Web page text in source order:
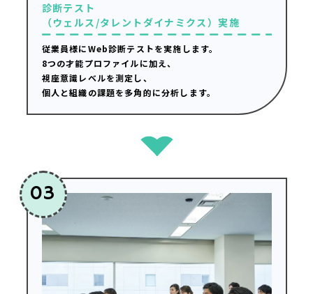
診断テスト
（ウェルス/タレントダイナミクス）実施
従業員様にWeb診断テストを実施します。
8つの才能プロファイルに加え、
視座意識レベルを測定し、
個人と組織の課題を多角的に分析します。
03